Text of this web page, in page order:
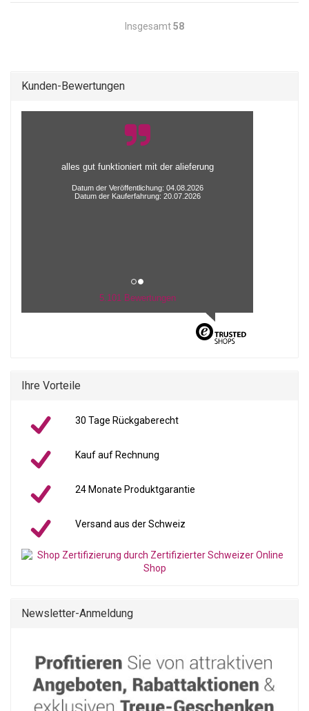
Insgesamt58
Kunden-Bewertungen
alles gut funktioniert mit der alieferung
Datum der Veröffentlichung: 04.08.2026
Datum der Kauferfahrung: 20.07.2026
5.101 Bewertungen
Ihre Vorteile
30 Tage Rückgaberecht
Kauf auf Rechnung
24 Monate Produktgarantie
Versand aus der Schweiz
Newsletter-Anmeldung